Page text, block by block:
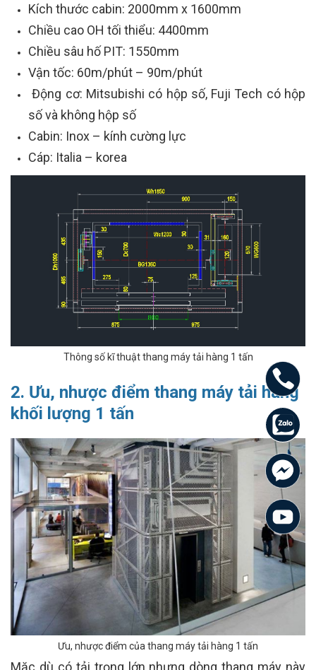
Kích thước cabin: 2000mm x 1600mm
Chiều cao OH tối thiểu: 4400mm
Chiều sâu hố PIT: 1550mm
Vận tốc: 60m/phút – 90m/phút
Động cơ: Mitsubishi có hộp số, Fuji Tech có hộp
số và không hộp số
Cabin: Inox – kính cường lực
Cáp: Italia – korea
Thông số kĩ thuật thang máy tải hàng 1 tấn
2. Ưu, nhược điểm thang máy tải hàng
khối lượng 1 tấn
Ưu, nhược điểm của thang máy tải hàng 1 tấn
Mặc dù có tải trọng lớn nhưng dòng thang máy này